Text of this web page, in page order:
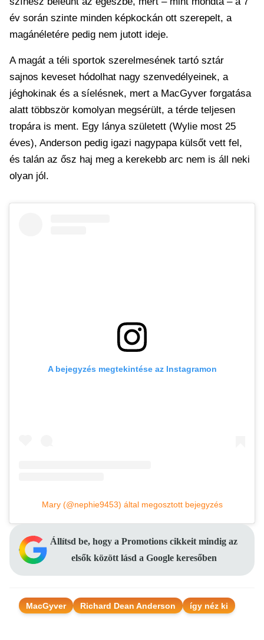
év során szinte minden képkockán ott szerepelt, a
magánéletére pedig nem jutott ideje.
A magát a téli sportok szerelmesének tartó sztár
sajnos keveset hódolhat nagy szenvedélyeinek, a
jéghokinak és a síelésnek, mert a MacGyver forgatása
alatt többször komolyan megsérült, a térde teljesen
tropára is ment. Egy lánya született (Wylie most 25
éves), Anderson pedig igazi nagypapa külsőt vett fel,
és talán az ősz haj meg a kerekebb arc nem is áll neki
olyan jól.
A bejegyzés megtekintése az Instagramon
Mary (@nephie9453) által megosztott bejegyzés
Állítsd be, hogy a Promotions cikkeit mindig az
elsők között lásd a Google keresőben
MacGyver Richard Dean Anderson így néz ki